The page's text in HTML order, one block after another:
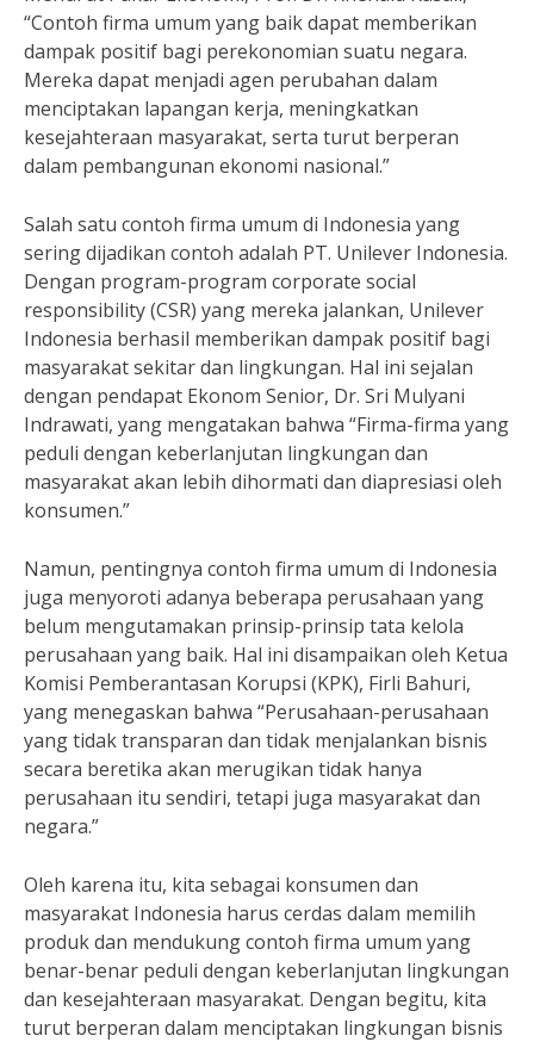
“Contoh firma umum yang baik dapat memberikan
dampak positif bagi perekonomian suatu negara.
Mereka dapat menjadi agen perubahan dalam
menciptakan lapangan kerja, meningkatkan
kesejahteraan masyarakat, serta turut berperan
dalam pembangunan ekonomi nasional.”
Salah satu contoh firma umum di Indonesia yang
sering dijadikan contoh adalah PT. Unilever Indonesia.
Dengan program-program corporate social
responsibility (CSR) yang mereka jalankan, Unilever
Indonesia berhasil memberikan dampak positif bagi
masyarakat sekitar dan lingkungan. Hal ini sejalan
dengan pendapat Ekonom Senior, Dr. Sri Mulyani
Indrawati, yang mengatakan bahwa “Firma-firma yang
peduli dengan keberlanjutan lingkungan dan
masyarakat akan lebih dihormati dan diapresiasi oleh
konsumen.”
Namun, pentingnya contoh firma umum di Indonesia
juga menyoroti adanya beberapa perusahaan yang
belum mengutamakan prinsip-prinsip tata kelola
perusahaan yang baik. Hal ini disampaikan oleh Ketua
Komisi Pemberantasan Korupsi (KPK), Firli Bahuri,
yang menegaskan bahwa “Perusahaan-perusahaan
yang tidak transparan dan tidak menjalankan bisnis
secara beretika akan merugikan tidak hanya
perusahaan itu sendiri, tetapi juga masyarakat dan
negara.”
Oleh karena itu, kita sebagai konsumen dan
masyarakat Indonesia harus cerdas dalam memilih
produk dan mendukung contoh firma umum yang
benar-benar peduli dengan keberlanjutan lingkungan
dan kesejahteraan masyarakat. Dengan begitu, kita
turut berperan dalam menciptakan lingkungan bisnis